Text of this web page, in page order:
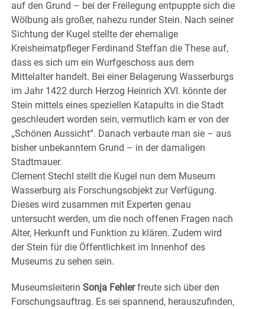
auf den Grund – bei der Freilegung entpuppte sich die
Wölbung als großer, nahezu runder Stein. Nach seiner
Sichtung der Kugel stellte der ehemalige
Kreisheimatpfleger Ferdinand Steffan die These auf,
dass es sich um ein Wurfgeschoss aus dem
Mittelalter handelt. Bei einer Belagerung Wasserburgs
im Jahr 1422 durch Herzog Heinrich XVI. könnte der
Stein mittels eines speziellen Katapults in die Stadt
geschleudert worden sein, vermutlich kam er von der
„Schönen Aussicht“. Danach verbaute man sie – aus
bisher unbekanntem Grund – in der damaligen
Stadtmauer.
Clement Stechl stellt die Kugel nun dem Museum
Wasserburg als Forschungsobjekt zur Verfügung.
Dieses wird zusammen mit Experten genau
untersucht werden, um die noch offenen Fragen nach
Alter, Herkunft und Funktion zu klären. Zudem wird
der Stein für die Öffentlichkeit im Innenhof des
Museums zu sehen sein.
Museumsleiterin Sonja Fehlerfreute sich über den
Forschungsauftrag. Es sei spannend, herauszufinden,